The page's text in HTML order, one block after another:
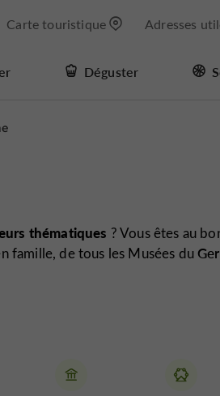
Carte touristique Adresses
Déguster
thématiques ? Vous êtes au
famille, de tous les Musées du